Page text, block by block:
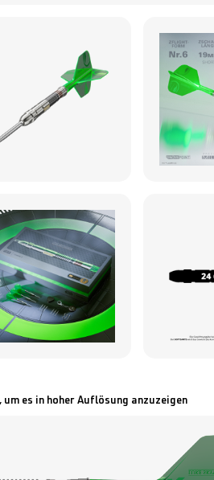
um es in hoher Auflösung anzuzeigen